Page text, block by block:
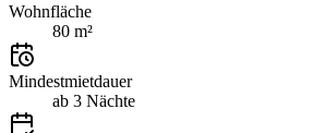
Wohnfläche
80 m²
Mindestmietdauer
ab 3 Nächte